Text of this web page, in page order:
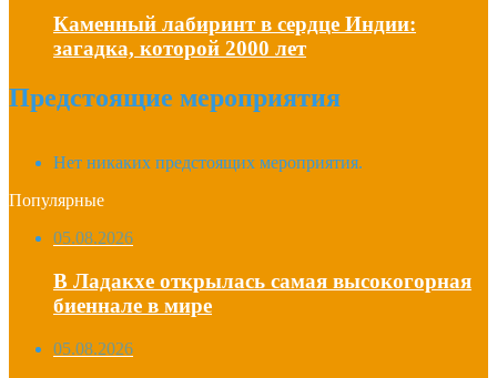
Каменный лабиринт в сердце Индии:
загадка, которой 2000 лет
Предстоящие мероприятия
Нет никаких предстоящих мероприятия.
Популярные
05.08.2026
В Ладакхе открылась самая высокогорная
биеннале в мире
05.08.2026